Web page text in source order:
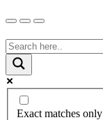
Exact matches only